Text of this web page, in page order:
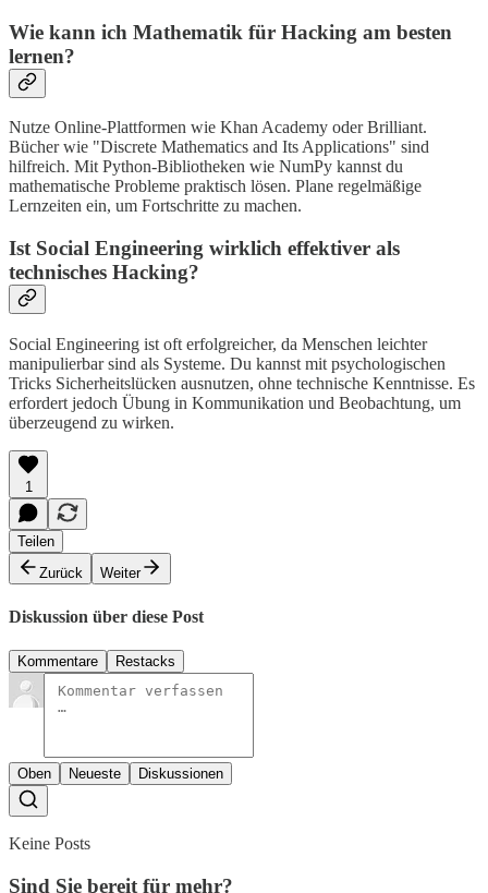
Wie kann ich Mathematik für Hacking am besten
lernen?
Nutze Online-Plattformen wie Khan Academy oder Brilliant.
Bücher wie "Discrete Mathematics and Its Applications" sind
hilfreich. Mit Python-Bibliotheken wie NumPy kannst du
mathematische Probleme praktisch lösen. Plane regelmäßige
Lernzeiten ein, um Fortschritte zu machen.
Ist Social Engineering wirklich effektiver als
technisches Hacking?
Social Engineering ist oft erfolgreicher, da Menschen leichter
manipulierbar sind als Systeme. Du kannst mit psychologischen
Tricks Sicherheitslücken ausnutzen, ohne technische Kenntnisse. Es
erfordert jedoch Übung in Kommunikation und Beobachtung, um
überzeugend zu wirken.
1
Teilen
Zurück
Weiter
Diskussion über diese Post
Kommentare Restacks
Oben Neueste Diskussionen
Keine Posts
Sind Sie bereit für mehr?